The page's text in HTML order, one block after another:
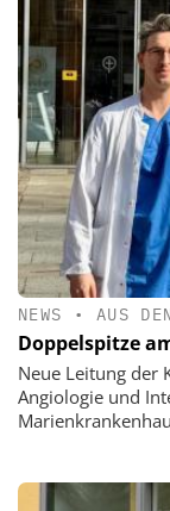
NEWS • AUS
Doppelspitze
Neue Leitung der
Angiologie und